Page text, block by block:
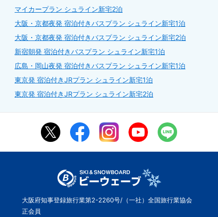
マイカープラン シュライン新宅2泊
大阪・京都夜発 宿泊付きバスプラン シュライン新宅1泊
大阪・京都夜発 宿泊付きバスプラン シュライン新宅2泊
新宿朝発 宿泊付きバスプラン シュライン新宅1泊
広島・岡山夜発 宿泊付きバスプラン シュライン新宅1泊
東京発 宿泊付きJRプラン シュライン新宅1泊
東京発 宿泊付きJRプラン シュライン新宅2泊
大阪府知事登録旅行業第2-2260号/（一社）全国旅行業協会
正会員